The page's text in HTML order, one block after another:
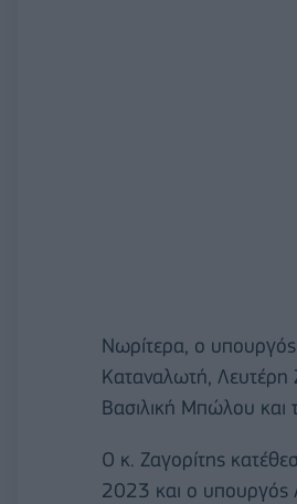
Νωρίτερα, ο
Καταναλωτή, Λευτέρη
Βασιλική Μπώλου και
Ο κ. Ζαγορίτης
2023 και ο υπουργός